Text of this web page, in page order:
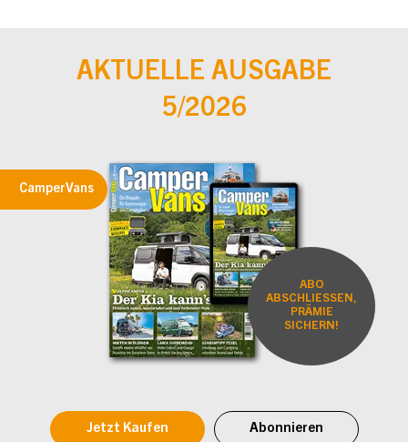
AKTUELLE AUSGABE
5/2026
CamperVans
ABO
ABSCHLIESSEN,
PRÄMIE
SICHERN!
Jetzt Kaufen Abonnieren